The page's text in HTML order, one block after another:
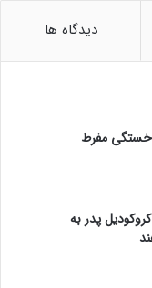
دیدگاه ها
خستگی مفرط
پدر به